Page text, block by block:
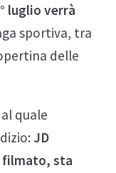
luglio verrà
sportiva, tra
delle
quale
JD
filmato, sta